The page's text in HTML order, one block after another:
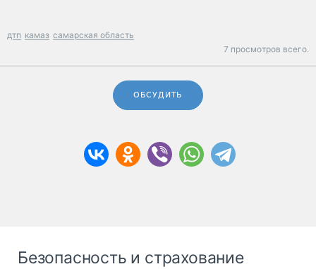
дтп камаз самарская область
7 просмотров всего.
ОБСУДИТЬ
Безопасность и страхование